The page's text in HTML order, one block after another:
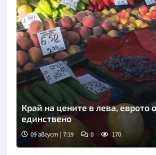
Снимка: БНТ
Край на цените в лева, еврото
единствено
09 август | 7:19 0 170